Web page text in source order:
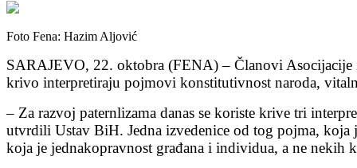
Foto Fena: Hazim Aljović
SARAJEVO, 22. oktobra (FENA) – Članovi Asocijacije
krivo interpretiraju pojmovi konstitutivnost naroda,
– Za razvoj paternlizama danas se koriste krive tri
utvrdili Ustav BiH. Jedna izvedenice od tog pojma, koja
koja je jednakopravnost građana i individua, a ne nekih